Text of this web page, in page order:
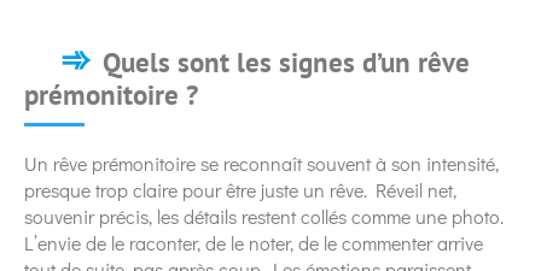
Quels sont les signes d’un rêve
prémonitoire ?
Un rêve prémonitoire se reconnaît souvent à son intensité,
presque trop claire pour être juste un rêve. Réveil net,
souvenir précis, les détails restent collés comme une photo.
L’envie de le raconter, de le noter, de le commenter arrive